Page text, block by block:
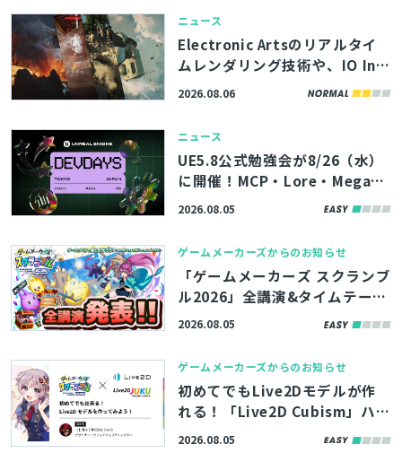
ニュース
Electronic Artsのリアルタイ
ムレンダリング技術や、IO Int
eractive内製エンジンのボリュ
強会の講演資料が公開
2026.08.06
ニュース
UE5.8公式勉強会が8/26（水）
に開催！MCP・Lore・MegaLi
ghtsなど、最新機能やツールの
e Tokyo Dev Days 26’」、先
着100名まで参加者募集中
2026.08.05
ゲームメーカーズからのお知らせ
「ゲームメーカーズ スクランブ
ル2026」全講演&タイムテーブ
ルを発表！『プラグマタ』の開
ど
2026.08.05
ゲームメーカーズからのお知らせ
初めてでもLive2Dモデルが作
れる！「Live2D Cubism」ハン
ズオンが「ゲームメーカーズ ス
2026.08.05
とじる